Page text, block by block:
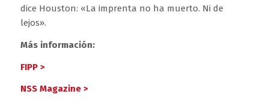
dice Houston: «La imprenta no ha muerto. Ni de
lejos».
Más información:
FIPP >
NSS Magazine >